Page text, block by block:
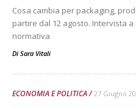
Cosa cambia per packaging,
partire dal 12 agosto. Intervista
normativa
Di Sara Vitali
ECONOMIA E POLITICA 27 Giugno